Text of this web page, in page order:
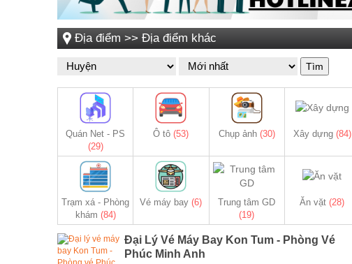
Địa điểm >> Địa điểm khác
Tìm
Quán Net - PS
(29)
Trạm xá - Phòng
khám (84)
Ô tô(53)
Vé máy bay(6)
Chụp ảnh (30)
Trung tâm GD
(19)
Xây dựng (84)
Ăn vặt(28)
Đại Lý Vé Máy Bay Kon Tum - Phòng Vé
Phúc Minh Anh